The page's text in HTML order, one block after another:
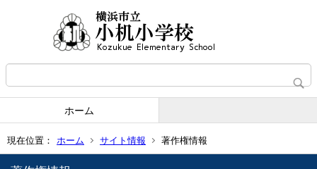
ホーム
現在位置： ホーム サイト情報 著作権情報